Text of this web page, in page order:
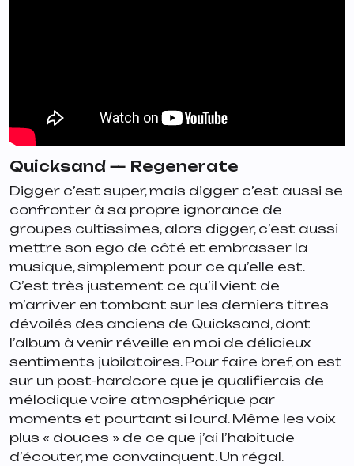
Quicksand — Regenerate
Digger c’est super, mais digger c’est aussi se
confronter à sa propre ignorance de
groupes cultissimes, alors digger, c’est aussi
mettre son ego de côté et embrasser la
musique, simplement pour ce qu’elle est.
C’est très justement ce qu’il vient de
m’arriver en tombant sur les derniers titres
dévoilés des anciens de Quicksand, dont
l’album à venir réveille en moi de délicieux
sentiments jubilatoires. Pour faire bref, on est
sur un post-hardcore que je qualifierais de
mélodique voire atmosphérique par
moments et pourtant si lourd. Même les voix
plus « douces » de ce que j’ai l’habitude
d’écouter, me convainquent. Un régal.